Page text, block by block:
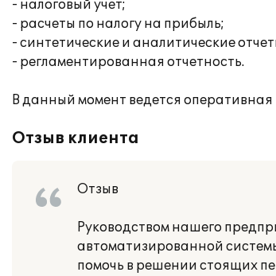
- налоговый учет;
- расчеты по налогу на прибыль;
- синтетические и аналитические
- регламентированная отчетность.
В данный момент ведется
Отзыв клиента
Отзыв
Руководством нашего
автоматизированной
помочь в решении стоящих